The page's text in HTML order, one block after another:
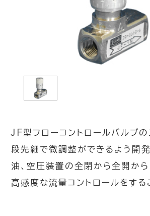
JF型フローコントロールバルブ
段先細で微調整ができるよう開発
油、空圧装置の全閉から全開か
高感度な流量コントロールをする